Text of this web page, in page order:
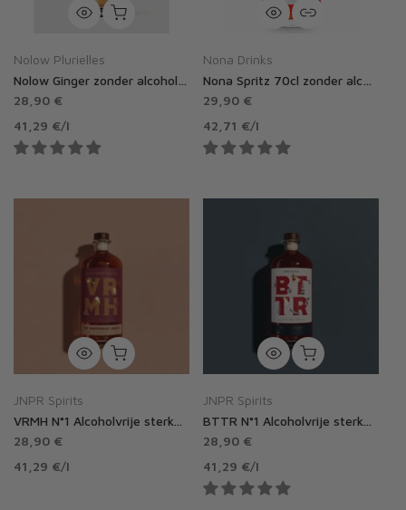
Nolow Plurielles
28,90 €
41,29 €/l
Nona Drinks
29,90 €
42,71 €/l
JNPR Spirits
28,90 €
41,29 €/l
JNPR Spirits
28,90 €
41,29 €/l